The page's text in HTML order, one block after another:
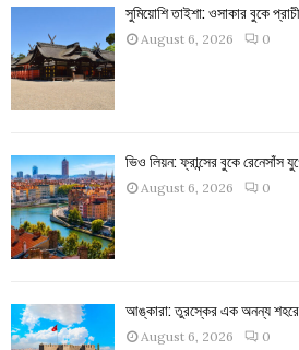
সুমিয়োশি তাইশা: ওসাকার বুকে
August 6, 2026 0
ভিও লিয়ন: ফ্রান্সের বুকে রেনেসাঁস
August 6, 2026 0
আঙ্কারা: তুরস্কের এক অনন্য
August 6, 2026 0